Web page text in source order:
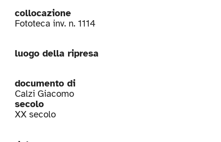
collocazione
Fototeca inv. n. 1114
luogo della ripresa
documento di
Calzi Giacomo
secolo
XX secolo